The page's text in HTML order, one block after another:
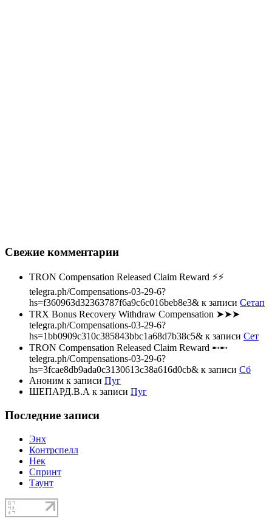
Свежие комментарии
TRON Compensation Released Claim Reward ⚡⚡
telegra.ph/Compensations-03-29-6?
hs=f360963d32363787f6a9c6c016beb8e3& к записи Сетап
TRX Bonus Recovery Withdraw Compensation ➤➤➤
telegra.ph/Compensations-03-29-6?
hs=1bb0909c310c385843bbc1a68d7b38c5& к записи Сет
TRON Compensation Released Claim Reward ➸➸
telegra.ph/Compensations-03-29-6?
hs=3fcae8db9ada0c3130613c38a616d0cb& к записи Сб
Аноним к записи Пуг
ШЕПАРД.В.А к записи Пуг
Последние записи
Энх
Контрспелл
Нек
Спринт
Таунт